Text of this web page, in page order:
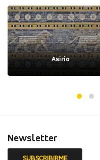
Asirio
Newsletter